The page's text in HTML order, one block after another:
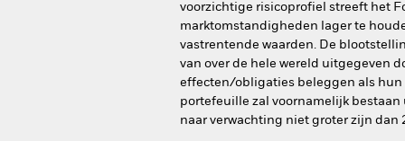
voorzichtige risicoprofiel streeft het
marktomstandigheden lager te
vastrentende waarden. De
van over de hele wereld uitgegeven
effecten/obligaties beleggen als hun
portefeuille zal voornamelijk bestaan
naar verwachting niet groter zijn dan